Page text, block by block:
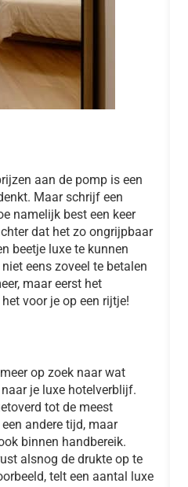
aan de pomp is een
Maar schrijf een
namelijk best een keer
dat het zo ongrijpbaar
beetje luxe te kunnen
eens zoveel te betalen
maar eerst het
voor je op een rijtje!
op zoek naar wat
je luxe hotelverblijf.
tot de meest
andere tijd, maar
binnen handbereik.
alsnog de drukte op te
telt een aantal luxe